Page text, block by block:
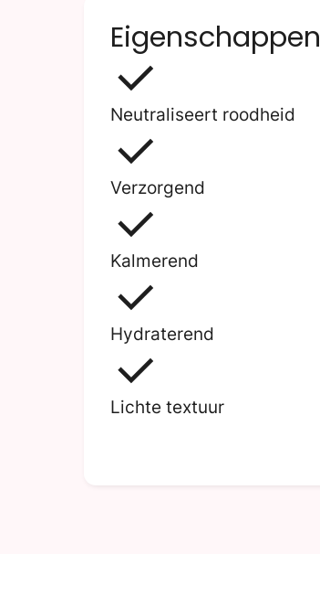
Eigenschappen
Neutraliseert roodheid
Verzorgend
Kalmerend
Hydraterend
Lichte textuur